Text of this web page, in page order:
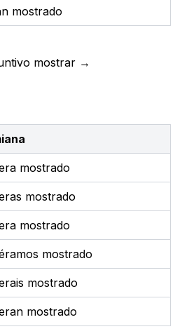
mostrado
mostrar →
mostrado
mostrado
mostrado
mostrado
mostrado
mostrado